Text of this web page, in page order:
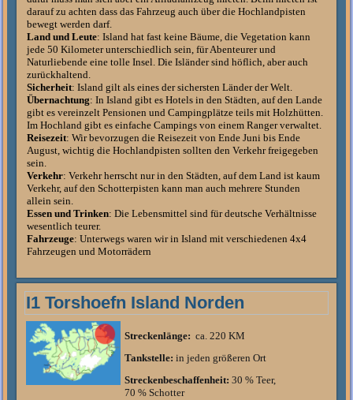
darauf zu achten dass das Fahrzeug auch über die Hochlandpisten
bewegt werden darf.
Land und Leute:Island hat fast keine Bäume, die Vegetation kann
jede 50 Kilometer unterschiedlich sein, für Abenteurer und
Naturliebende eine tolle Insel. Die Isländer sindhöflich, aber auch
zurückhaltend.
Sicherheit:Island gilt als eines der sichersten Länder der Welt.
Übernachtung:In Island gibt es Hotels in den Städten, auf den Lande
gibt es vereinzelt Pensionen und Campingplätze teils mit Holzhütten.
Im Hochland gibt es einfache Campings von einem Ranger verwaltet.
Reisezeit:Wir bevorzugen die Reisezeit von Ende Juni bis Ende
August, wichtig die Hochlandpisten sollten den Verkehr freigegeben
sein.
Verkehr:Verkehr herrscht nur in den Städten, auf dem Land ist kaum
Verkehr, auf den Schotterpisten kann man auch mehrere Stunden
allein sein.
Essen und Trinken:Die Lebensmittel sind für deutsche Verhältnisse
wesentlich teurer.
Fahrzeuge:Unterwegs waren wir in Island mit verschiedenen 4x4
Fahrzeugen und Motorrädern
I1 Torshoefn Island Norden
Streckenlänge:ca. 220 KM
Tankstelle:in jeden größeren Ort
Streckenbeschaffenheit:30 % Teer,
70 % Schotter